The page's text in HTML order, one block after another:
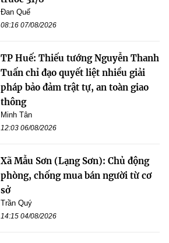
Đan Quế
08:16 07/08/2026
TP Huế: Thiếu tướng Nguyễn Thanh
Tuấn chỉ đạo quyết liệt nhiều giải
pháp bảo đảm trật tự, an toàn giao
thông
Minh Tân
12:03 06/08/2026
Xã Mẫu Sơn (Lạng Sơn): Chủ động
phòng, chống mua bán người từ cơ
sở
Trần Quý
14:15 04/08/2026